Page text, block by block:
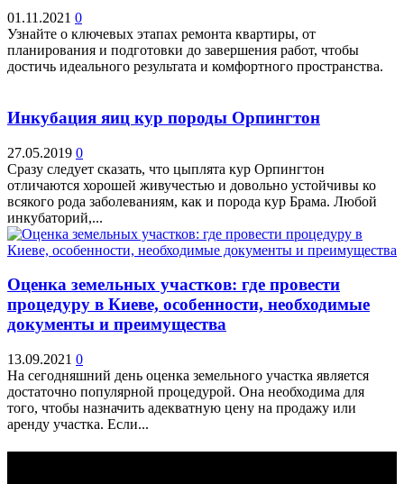
01.11.2021 0
Узнайте о ключевых этапах ремонта квартиры, от
планирования и подготовки до завершения работ, чтобы
достичь идеального результата и комфортного пространства.
Инкубация яиц кур породы Орпингтон
27.05.2019 0
Сразу следует сказать, что цыплята кур Орпингтон
отличаются хорошей живучестью и довольно устойчивы ко
всякого рода заболеваниям, как и порода кур Брама. Любой
инкубаторий,...
Оценка земельных участков: где провести
процедуру в Киеве, особенности, необходимые
документы и преимущества
13.09.2021 0
На сегодняшний день оценка земельного участка является
достаточно популярной процедурой. Она необходима для
того, чтобы назначить адекватную цену на продажу или
аренду участка. Если...